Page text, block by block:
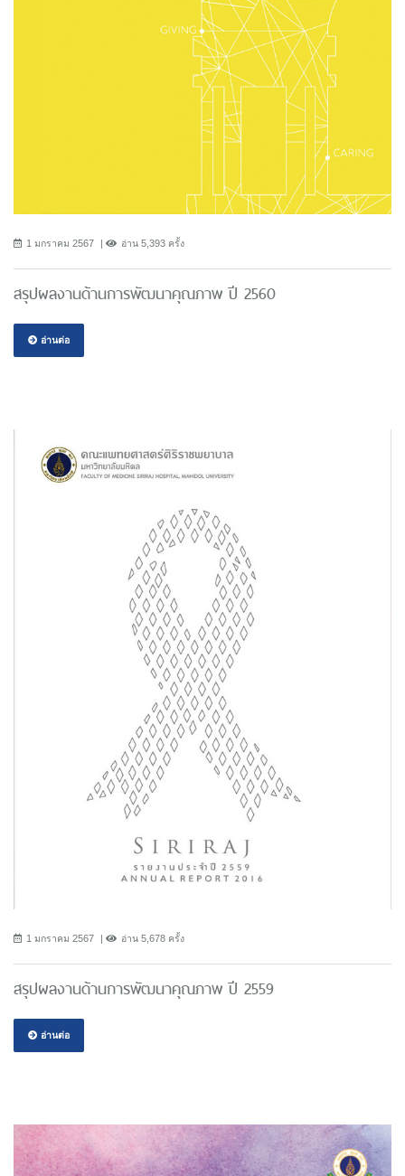
1 มกราคม 2567 อ่าน 5,393 ครั้ง
สรุปผลงานด้านการพัฒนาคุณภาพ ปี 2560
อ่านต่อ
1 มกราคม 2567 อ่าน 5,678 ครั้ง
สรุปผลงานด้านการพัฒนาคุณภาพ ปี 2559
อ่านต่อ